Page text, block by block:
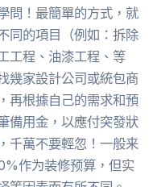
問！最簡單的方式，就
同的項目（例如：拆除
工程、油漆工程、等
幾家設計公司或統包商
再根據自己的需求和預
備用金，以應付突發狀
千萬不要輕忽！一般来
作为装修预算，但实